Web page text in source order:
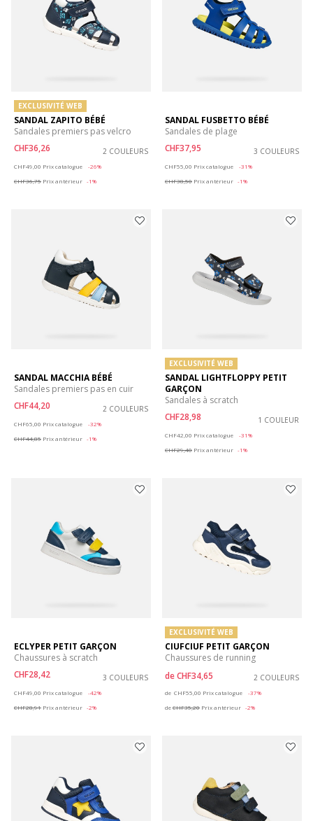
EXCLUSIVITÉ WEB
SANDAL ZAPITO BÉBÉ
Sandales premiers pas velcro
CHF36,26
2 COULEURS
CHF49,00 Prix catalogue
-26%
CHF36,75 Prix antérieur -1%
SANDAL FUSBETTO BÉBÉ
Sandales de plage
CHF37,95
3 COULEURS
CHF55,00 Prix catalogue
-31%
CHF38,50 Prix antérieur -1%
SANDAL MACCHIA BÉBÉ
Sandales premiers pas en cuir
CHF44,20
2 COULEURS
CHF65,00 Prix catalogue
-32%
CHF44,85 Prix antérieur -1%
EXCLUSIVITÉ WEB
SANDAL LIGHTFLOPPY PETIT
GARÇON
Sandales à scratch
CHF28,98
1 COULEUR
CHF42,00 Prix catalogue
-31%
CHF29,40 Prix antérieur -1%
ECLYPER PETIT GARÇON
Chaussures à scratch
CHF28,42
3 COULEURS
CHF49,00 Prix catalogue
-42%
CHF28,91 Prix antérieur -2%
EXCLUSIVITÉ WEB
CIUFCIUF PETIT GARÇON
Chaussures de running
deCHF34,65 2 COULEURS
de CHF55,00 Prix catalogue
-37%
deCHF35,20 Prix antérieur -2%